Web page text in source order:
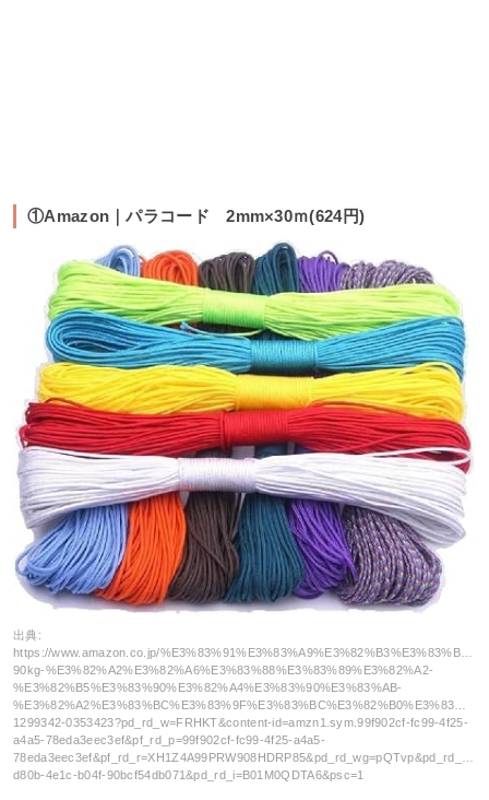
①Amazon｜パラコード 2mm×30ｍ(624円)
出典:
https://www.amazon.co.jp/
90kg-%E3%82%A2%E3%82%A6%E3%83%88%E3%83%89%E3%82%A2-
%E3%82%B5%E3%83%90%E3%82%A4%E3%83%90%E3%83%AB-
1299342-0353423?pd_rd_w=FRHKT&content-id=amzn1.sym.99f902cf-fc99-4f25-
a4a5-78eda3eec3ef&pf_rd_p=99f902cf-fc99-4f25-a4a5-
d80b-4e1c-b04f-90bcf54db071&pd_rd_i=B01M0QDTA6&psc=1